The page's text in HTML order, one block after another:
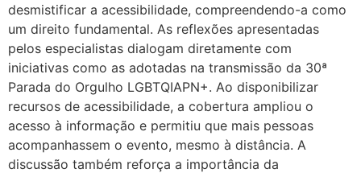
desmistificar a acessibilidade, compreendendo-a como
um direito fundamental. As reflexões apresentadas
pelos especialistas dialogam diretamente com
iniciativas como as adotadas na transmissão da 30ª
Parada do Orgulho LGBTQIAPN+. Ao disponibilizar
recursos de acessibilidade, a cobertura ampliou o
acesso à informação e permitiu que mais pessoas
acompanhassem o evento, mesmo à distância. A
discussão também reforça a importância da